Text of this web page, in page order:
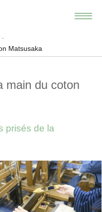
Matsusaka
main du coton
prisés de la